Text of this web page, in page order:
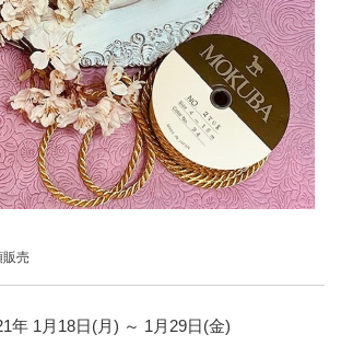
販売
年 1 月 18日(月) ～ 1 月 29日(金)